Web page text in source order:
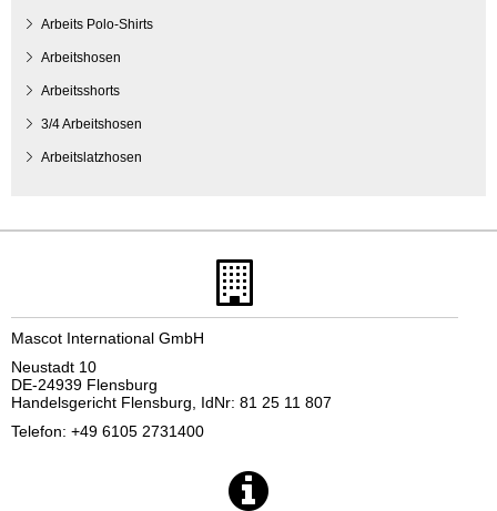
Arbeits Polo-Shirts
Arbeitshosen
Arbeitsshorts
3/4 Arbeitshosen
Arbeitslatzhosen
Mascot International GmbH
Neustadt 10
DE-24939 Flensburg
Handelsgericht Flensburg, IdNr: 81 25 11 807
Telefon: +49 6105 2731400